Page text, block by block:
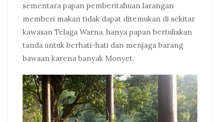
sementara papan pemberitahuan larangan
memberi makan tidak dapat ditemukan di sekitar
kawasan Telaga Warna, hanya papan bertuliskan
tanda untuk berhati-hati dan menjaga barang
bawaan karena banyak Monyet.